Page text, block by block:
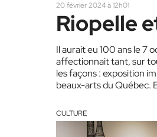
20 février 2024 à 12h01
Riopelle
Il aurait eu 100 ans le 7
affectionnait tant, sur
les façons : exposition
beaux-arts du Québec.
CULTURE